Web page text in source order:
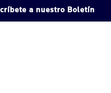
a nuestro Boletín